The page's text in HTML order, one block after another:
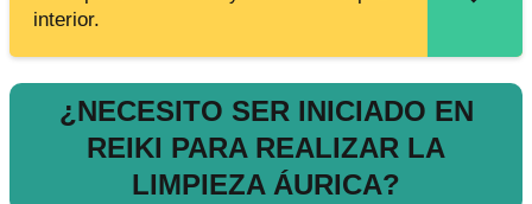
interior.
¿NECESITO SER INICIADO EN
REIKI PARA REALIZAR LA
LIMPIEZA ÁURICA?